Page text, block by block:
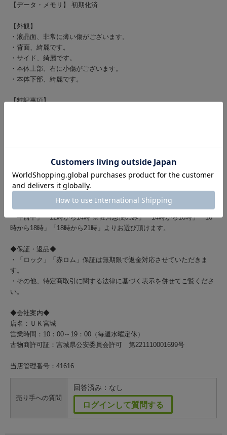
【データ・メモリ】 初期化済
【外観】
・液晶面、非常に薄い傷がございます。
・背面、綺麗です。
・サイド、綺麗です。
・本体上部、右に小傷がございます。
・本体下部、綺麗です。
【特記事項】
・定休日以外は、15時までのご注文で当日発送が可能でございます。
・クロネコヤマト、もしくは佐川急便で発送いたしております。
・配達のご希望時間がございましたら、ご注文時にお知らせくださ
い。
「午前中」「12時から14時 ※佐川急便のみ」「14時から16時」「16
時から18時」「18時から21時」よりお選び頂けます。
◆保証・返品◆
・「ロック」「赤ロム」保証は無期限で返金対応させていただきま
す。
・その他、特定商取引に関する法律に基づく表示を併せてご覧くださ
い。
◆会社案内◆
店名：ＵＫ宮城
営業時間：10：00～19：00（毎週水曜定休）
古物商許可証：宮城県公安委員会許可 第221110001699号
当店管理番号：41616
売り手への質問
回答済み：なし
ログインして質問する